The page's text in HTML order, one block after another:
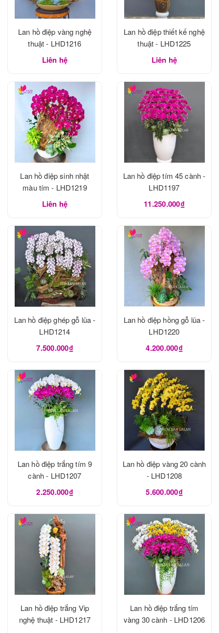
Lan hồ điệp vàng nghệ
thuật - LHD1216
Liên hệ
Lan hồ điệp thiết kế nghệ
thuật - LHD1225
Liên hệ
Lan hồ điệp sinh nhật
màu tím - LHD1219
Liên hệ
Lan hồ điệp tím 45 cành -
LHD1197
11.250.000₫
Lan hồ điệp ghép gỗ lũa -
LHD1214
7.500.000₫
Lan hồ điệp hồng gỗ lũa -
LHD1220
4.200.000₫
Lan hồ điệp trắng tím 9
cành - LHD1207
2.250.000₫
Lan hồ điệp vàng 20 cành
- LHD1208
5.600.000₫
Lan hồ điệp trắng Vip
nghệ thuật - LHD1217
Lan hồ điệp trắng tím
vàng 30 cành - LHD1206